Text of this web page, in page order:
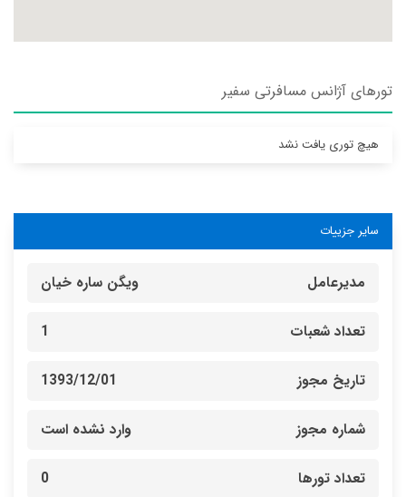
تورهای آژانس مسافرتی سفير
هیچ توری یافت نشد
سایر جزییات
مدیرعامل ويگن ساره خیان
تعداد شعبات 1
تاریخ مجوز 1393/12/01
شماره مجوز وارد نشده است
تعداد تورها 0